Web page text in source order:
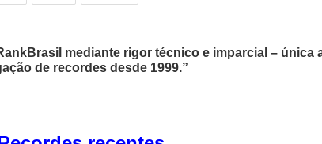
mediante rigor técnico e imparcial – única
de recordes desde 1999.”